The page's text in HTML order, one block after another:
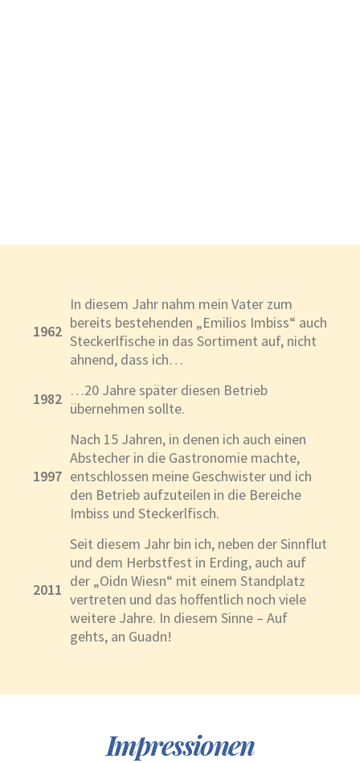
1962
In diesem Jahr nahm mein Vater zum
bereits bestehenden „Emilios Imbiss“ auch
Steckerlfische in das Sortiment auf, nicht
ahnend, dass ich…
1982 …20 Jahre später diesen Betrieb
übernehmen sollte.
1997
Nach 15 Jahren, in denen ich auch einen
Abstecher in die Gastronomie machte,
entschlossen meine Geschwister und ich
den Betrieb aufzuteilen in die Bereiche
Imbiss und Steckerlfisch.
2011
Seit diesem Jahr bin ich, neben der Sinnflut
und dem Herbstfest in Erding, auch auf
der „Oidn Wiesn“ mit einem Standplatz
vertreten und das hoffentlich noch viele
weitere Jahre. In diesem Sinne – Auf
gehts, an Guadn!
Impressionen